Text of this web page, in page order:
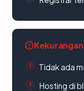
Kekurangan
Tidak ada
Hosting di